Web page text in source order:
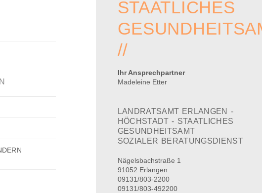
STAATLICHES
//
Ihr Ansprechpartner
Madeleine Etter
LANDRATSAMT ERLANGEN -
HÖCHSTADT - STAATLICHES
GESUNDHEITSAMT
SOZIALER BERATUNGSDIENST
Nägelsbachstraße 1
91052 Erlangen
09131/803-2200
09131/803-492200